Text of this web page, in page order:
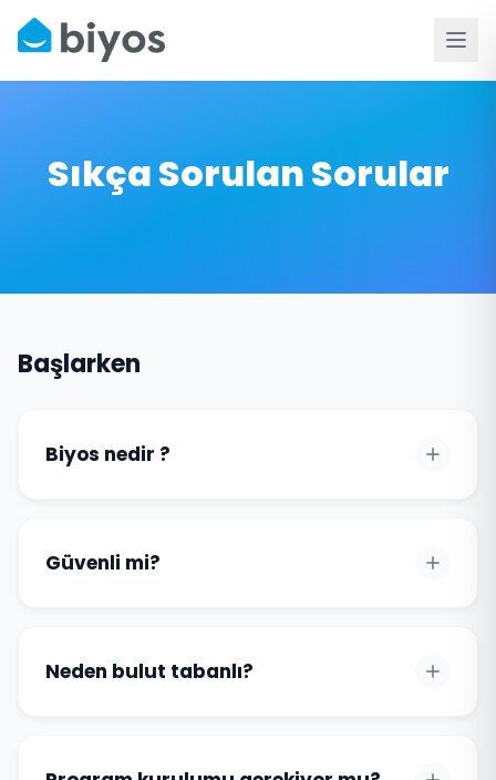
Sıkça Sorulan Sorular
Başlarken
Biyos nedir ?
Güvenli mi?
Neden bulut tabanlı?